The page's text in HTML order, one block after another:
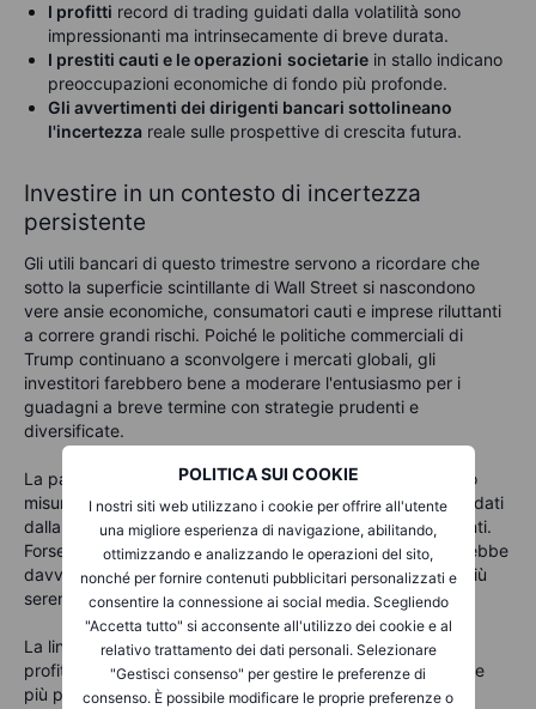
POLITICA SUI COOKIE
I nostri siti web utilizzano i cookie per offrire all'utente
una migliore esperienza di navigazione, abilitando,
ottimizzando e analizzando le operazioni del sito,
nonché per fornire contenuti pubblicitari personalizzati e
consentire la connessione ai social media. Scegliendo
"Accetta tutto" si acconsente all'utilizzo dei cookie e al
relativo trattamento dei dati personali. Selezionare
"Gestisci consenso" per gestire le preferenze di
consenso. È possibile modificare le proprie preferenze o
I profitti record di trading guidati dalla volatilità sono
impressionanti ma intrinsecamente di breve durata.
I prestiti cauti e le operazioni societarie in stallo indicano
preoccupazioni economiche di fondo più profonde.
Gli avvertimenti dei dirigenti bancari sottolineano
l'incertezza reale sulle prospettive di crescita futura.
Investire in un contesto di incertezza
persistente
Gli utili bancari di questo trimestre servono a ricordare che
sotto la superficie scintillante di Wall Street si nascondono
vere ansie economiche, consumatori cauti e imprese riluttanti
a correre grandi rischi. Poiché le politiche commerciali di
Trump continuano a sconvolgere i mercati globali, gli
investitori farebbero bene a moderare l'entusiasmo per i
guadagni a breve termine con strategie prudenti e
diversificate.
La pazienza, la diversificazione ponderata e un approccio
misurato al rischio, senza inseguire profitti temporanei guidati
dalla volatilità, si riveleranno probabilmente i più gratificanti.
Forse David Solomon di Goldman lo ha detto meglio: potrebbe
davvero essere il momento di "fermarsi e aspettare cieli più
sereni".
La linea di fondo degli utili delle grandi banche è chiara: i
profitti record di Wall Street nascondono ansie economiche
più profonde. Per gli investitori, questo significa rimanere